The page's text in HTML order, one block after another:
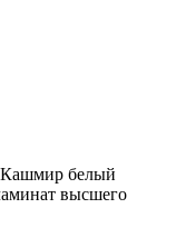
Кашмир белый
высшего